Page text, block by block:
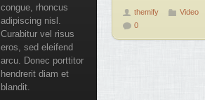
congue, rhoncus
adipiscing nisl.
Curabitur vel risus
eros, sed eleifend
arcu. Donec porttitor
hendrerit diam et
blandit.
themify
Video
0